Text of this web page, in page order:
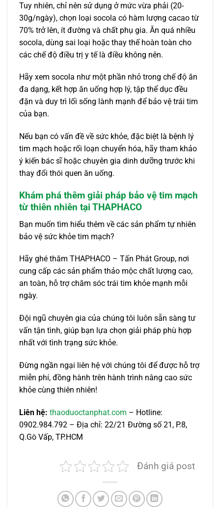
Tuy nhiên, chỉ nên sử dụng ở mức vừa phải (20-
30g/ngày), chọn loại socola có hàm lượng cacao từ
70% trở lên, ít đường và chất phụ gia. Ăn quá nhiều
socola, dùng sai loại hoặc thay thế hoàn toàn cho
các chế độ điều trị y tế là điều không nên.
Hãy xem socola như một phần nhỏ trong chế độ ăn
đa dạng, kết hợp ăn uống hợp lý, tập thể dục đều
đặn và duy trì lối sống lành mạnh để bảo vệ trái tim
của bạn.
Nếu bạn có vấn đề về sức khỏe, đặc biệt là bệnh lý
tim mạch hoặc rối loạn chuyển hóa, hãy tham khảo
ý kiến bác sĩ hoặc chuyên gia dinh dưỡng trước khi
thay đổi thói quen ăn uống.
Khám phá thêm giải pháp bảo vệ tim mạch
từ thiên nhiên tại THAPHACO
Bạn muốn tìm hiểu thêm về các sản phẩm tự nhiên
bảo vệ sức khỏe tim mạch?
Hãy ghé thăm THAPHACO – Tấn Phát Group, nơi
cung cấp các sản phẩm thảo mộc chất lượng cao,
an toàn, hỗ trợ chăm sóc trái tim khỏe mạnh mỗi
ngày.
Đội ngũ chuyên gia của chúng tôi luôn sẵn sàng tư
vấn tận tình, giúp bạn lựa chọn giải pháp phù hợp
nhất với tình trạng sức khỏe.
Đừng ngần ngại liên hệ với chúng tôi để được hỗ trợ
miễn phí, đồng hành trên hành trình nâng cao sức
khỏe cùng thiên nhiên!
Liên hệ: thaoduoctanphat.com – Hotline:
0902.984.792 – Địa chỉ: 22/21 Đường số 21, P.8,
Q.Gò Vấp, TP.HCM
Đánh giá post